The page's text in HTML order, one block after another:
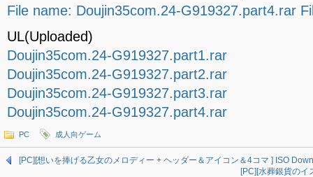
File name: Doujin35com.24-G919327.part4.rar
UL(Uploaded)
Doujin35com.24-G919327.part1.rar
Doujin35com.24-G919327.part2.rar
Doujin35com.24-G919327.part3.rar
Doujin35com.24-G919327.part4.rar
PC 成人向ゲーム
[PC][想いを捧げる乙女のメロディー + ヘッダー＆アイコン＆4コマ ] ISO
[PC][水葬銀貨の